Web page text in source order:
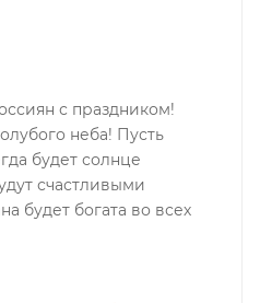
с праздником!
неба! Пусть
будет солнце
счастливыми
будет богата во всех